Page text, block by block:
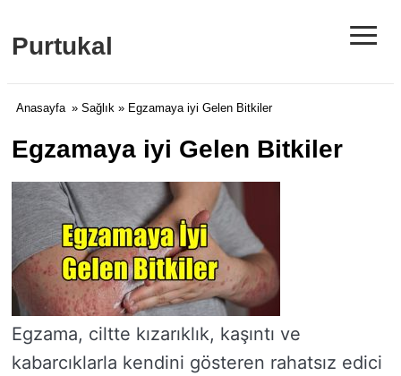
Purtukal ≡
Anasayfa » Sağlık » Egzamaya iyi Gelen Bitkiler
Egzamaya iyi Gelen Bitkiler
Egzama, ciltte kızarıklık, kaşıntı ve
kabarcıklarla kendini gösteren rahatsız edici